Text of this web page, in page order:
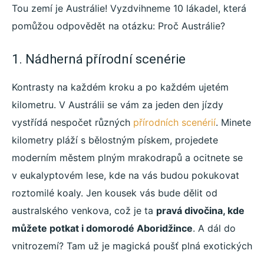
Tou zemí je Austrálie! Vyzdvihneme 10 lákadel, která
pomůžou odpovědět na otázku: Proč Austrálie?
1. Nádherná přírodní scenérie
Kontrasty na každém kroku a po každém ujetém
kilometru. V Austrálii se vám za jeden den jízdy
vystřídá nespočet různých přírodních scenérií. Minete
kilometry pláží s bělostným pískem, projedete
moderním městem plným mrakodrapů a ocitnete se
v eukalyptovém lese, kde na vás budou pokukovat
roztomilé koaly. Jen kousek vás bude dělit od
australského venkova, což je ta pravá divočina, kde
můžete potkat i domorodé Aboridžince. A dál do
vnitrozemí? Tam už je magická poušť plná exotických